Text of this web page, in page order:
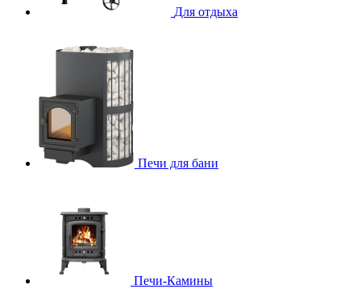
Для отдыха
Печи для бани
Печи-Камины